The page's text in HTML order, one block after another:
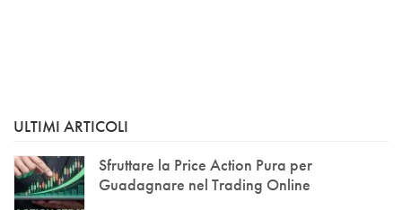
ULTIMI ARTICOLI
Sfruttare la Price Action Pura per
Guadagnare nel Trading Online